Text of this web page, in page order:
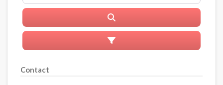
Advanced Filters
Contact